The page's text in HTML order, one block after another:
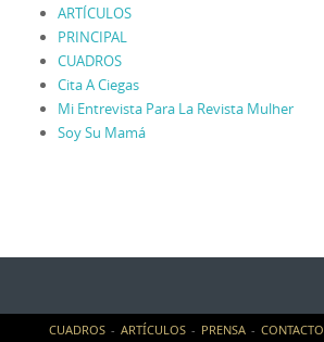
ARTÍCULOS
PRINCIPAL
CUADROS
Cita A Ciegas
Mi Entrevista Para La Revista Mulher
Soy Su Mamá
CUADROS ARTÍCULOS PRENSA CONTACTO